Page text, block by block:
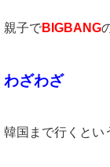
親子でBIGBANG
わざわざ
韓国まで行くとい